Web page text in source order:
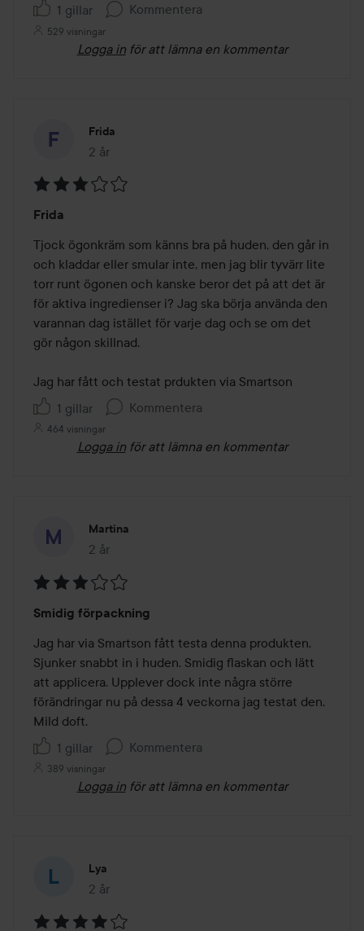
1 gillar
Kommentera
529 visningar
Logga in för att lämna en kommentar
Frida
2 år
Inlägget skapades 2 år
3
av
5
Frida
Tjock ögonkräm som känns bra på huden, den går in
och kladdar eller smular inte, men jag blir tyvärr lite
torr runt ögonen och kanske beror det på att det är
för aktiva ingredienser i? Jag ska börja använda den
varannan dag istället för varje dag och se om det
gör någon skillnad.
Jag har fått och testat prdukten via Smartson
1 gillar
Kommentera
464 visningar
Logga in för att lämna en kommentar
Martina
2 år
Inlägget skapades 2 år
3
av
5
Smidig förpackning
Jag har via Smartson fått testa denna produkten.
Sjunker snabbt in i huden. Smidig flaskan och lätt
att applicera. Upplever dock inte några större
förändringar nu på dessa 4 veckorna jag testat den.
Mild doft.
1 gillar
Kommentera
389 visningar
Logga in för att lämna en kommentar
Lya
2 år
Inlägget skapades 2 år